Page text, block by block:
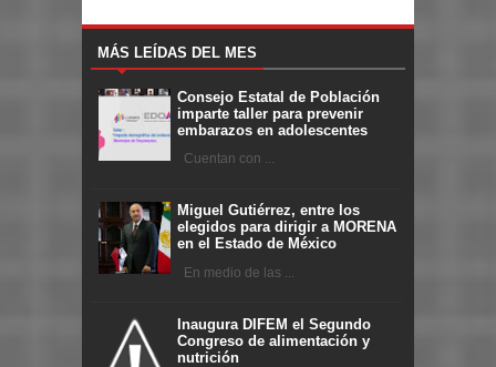
MÁS LEÍDAS DEL MES
Consejo Estatal de Población
imparte taller para prevenir
embarazos en adolescentes
Cuentan con ...
Miguel Gutiérrez, entre los
elegidos para dirigir a MORENA
en el Estado de México
En medio de las ...
Inaugura DIFEM el Segundo
Congreso de alimentación y
nutrición